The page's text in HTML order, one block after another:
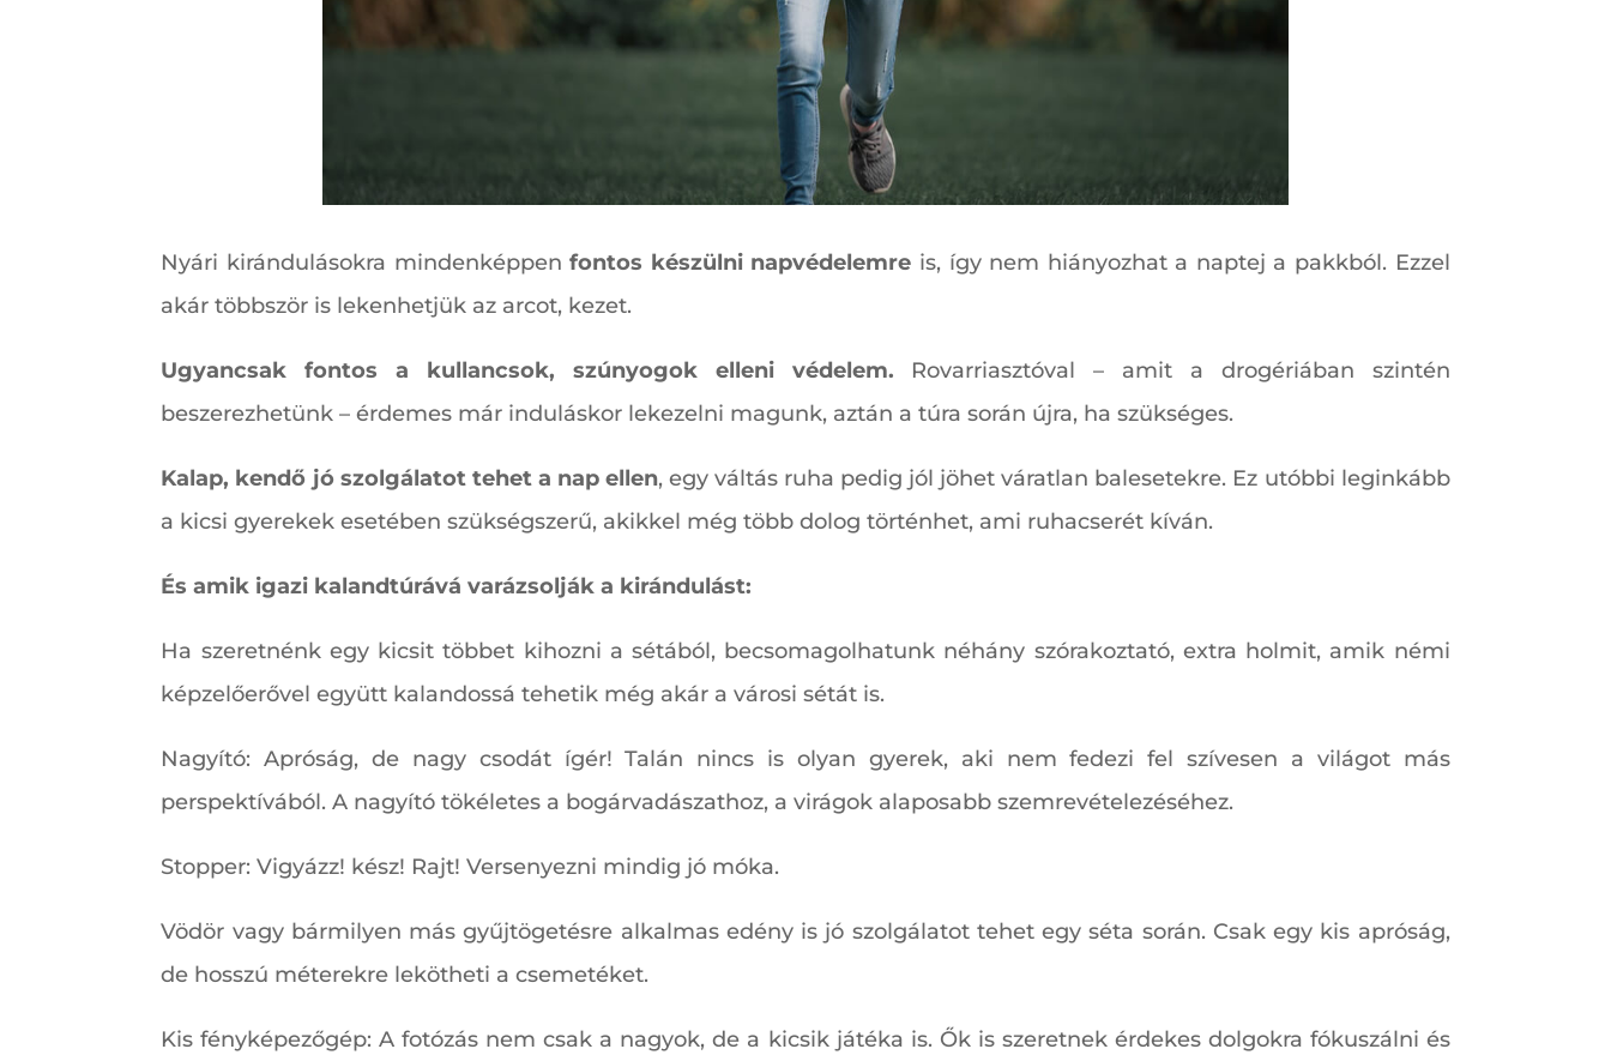
Nyári kirándulásokra mindenképpenfontos készülni napvédelemre is, így nem hiányozhat a naptej a pakkból. Ezzel
akár többször is lekenhetjük az arcot, kezet.
Ugyancsak fontos a kullancsok, szúnyogok elleni védelem. Rovarriasztóval – amit a drogériában szintén
beszerezhetünk – érdemes már induláskor lekezelni magunk, aztán a túra során újra, ha szükséges.
Kalap, kendő jó szolgálatot tehet a nap ellen, egy váltás ruha pedig jól jöhet váratlan balesetekre. Ez utóbbi leginkább
a kicsi gyerekek esetében szükségszerű, akikkel még több dolog történhet, ami ruhacserét kíván.
És amik igazi kalandtúrává varázsolják a kirándulást:
Ha szeretnénk egy kicsit többet kihozni a sétából, becsomagolhatunk néhány szórakoztató, extra holmit, amik némi
képzelőerővel együtt kalandossá tehetik még akár a városi sétát is.
Nagyító: Apróság, de nagy csodát ígér! Talán nincs is olyan gyerek, aki nem fedezi fel szívesen a világot más
perspektívából. A nagyító tökéletes a bogárvadászathoz, a virágok alaposabb szemrevételezéséhez.
Stopper: Vigyázz! kész! Rajt! Versenyezni mindig jó móka.
Vödör vagy bármilyen más gyűjtögetésre alkalmas edény is jó szolgálatot tehet egy séta során. Csak egy kis apróság,
de hosszú méterekre lekötheti a csemetéket.
Kis fényképezőgép: A fotózás nem csak a nagyok, de a kicsik játéka is. Ők is szeretnek érdekes dolgokra fókuszálni és